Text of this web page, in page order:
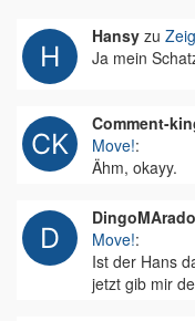
Hansy zu
Ja mein
Comment-
Move!:
Ähm, okayy.
Move!:
Ist der Hans
jetzt gib mir